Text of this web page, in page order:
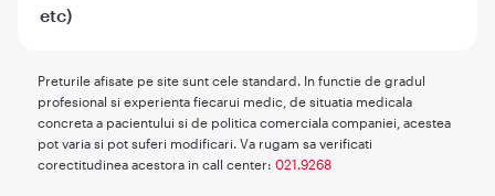
etc)
Preturile afisate pe site sunt cele standard. In functie de gradul
profesional si experienta fiecarui medic, de situatia medicala
concreta a pacientului si de politica comerciala companiei, acestea
pot varia si pot suferi modificari. Va rugam sa verificati
corectitudinea acestora in call center: 021.9268